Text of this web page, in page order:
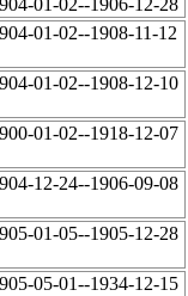
01-02--1906-12-28
01-02--1908-11-12
01-02--1908-12-10
01-02--1918-12-07
12-24--1906-09-08
01-05--1905-12-28
05-01--1934-12-15